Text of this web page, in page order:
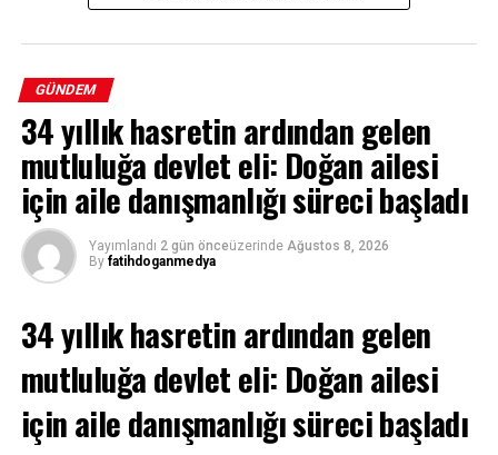
GÜNDEM
34 yıllık hasretin ardından gelen
mutluluğa devlet eli: Doğan ailesi
için aile danışmanlığı süreci başladı
Yayımlandı 2 gün önceüzerinde Ağustos 8, 2026
By fatihdoganmedya
34 yıllık hasretin ardından gelen
mutluluğa devlet eli: Doğan ailesi
için aile danışmanlığı süreci başladı